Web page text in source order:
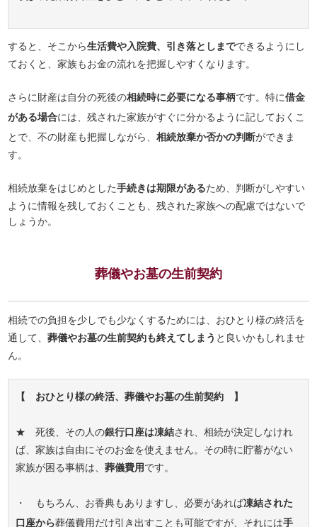
すると、そこから生活費や入院費、引き落としまでできるようにし
ておくと、家族もお金の流れを把握しやすくなります。
さらに財産は自分の死後の相続時に必要になる事柄です。特に借金
がある場合には、残された家族がすぐに分かるように記しておくこ
とで、不の財産も把握しながら、相続放棄か否かの判断ができま
す。
相続放棄をはじめとした手続きは期限があるため、判断がしやすい
ように情報を残しておくことも、残された家族への配慮ではないで
しょうか。
葬儀やお墓の生前契約
相続での負担を少しでも少なくするためには、おひとり様の終活を
通して、葬儀やお墓の生前契約も終えてしまう と良いかもしれませ
ん。
【 おひとり様の終活、葬儀やお墓の生前契約 】
★ 死後、その人の銀行口座は凍結され、相続が決定しなけれ
ば、家族は自由にそのお金を使えません。その時に貯蓄がない
家族が困る事柄は、葬儀費用です。
・ もちろん、お香典もありますし、必要があれば凍結された
口座から葬儀費用だけ引き出すことも可能ですが、それには手